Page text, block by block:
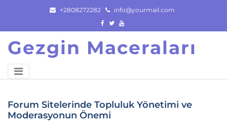
content
+2808272282 info@yourmail.com
Gezgin Maceraları
Forum Sitelerinde Topluluk Yönetimi ve
Moderasyonun Önemi